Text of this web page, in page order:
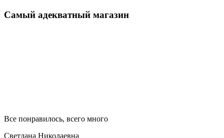
Самый адекватный магазин
Все понравилось, всего много
Светлана Николаевна